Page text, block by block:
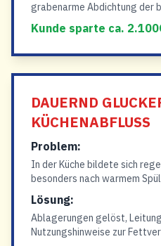
grabenarme Abdichtung der
Kunde sparte ca.
DAUERND
KÜCHENABFLUSS
Problem:
In der Küche bildete sich
besonders nach warmem
Lösung:
Ablagerungen gelöst,
Nutzungshinweise zur